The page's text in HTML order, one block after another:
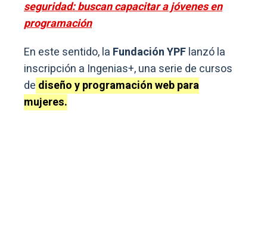
seguridad: buscan capacitar a jóvenes en
programación
En este sentido, la Fundación YPFlanzó la
inscripción a Ingenias+, una serie de cursos
de diseño y programación web para
mujeres.